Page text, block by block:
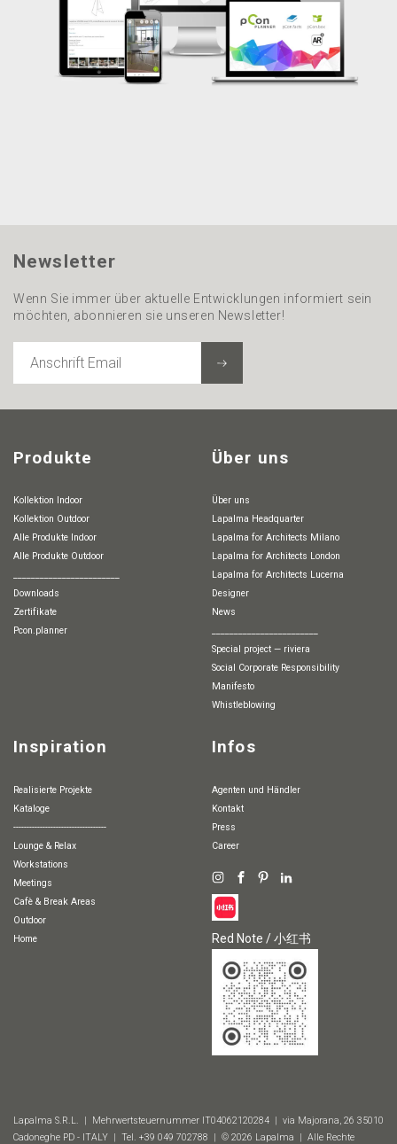
Newsletter
Wenn Sie immer über aktuelle Entwicklungen informiert sein
möchten, abonnieren sie unseren Newsletter!
EMAIL
Produkte
Kollektion Indoor
Kollektion Outdoor
Alle Produkte Indoor
Alle Produkte Outdoor
Downloads
Zertifikate
pcon.planner
Über uns
Über uns
Lapalma Headquarter
Lapalma for Architects Milano
Lapalma for Architects London
Lapalma for Architects Lucerna
Designer
News
special project — riviera
Social Corporate Responsibility
Manifesto
whistleblowing
Inspiration
Realisierte Projekte
Kataloge
-----------------------------------
Lounge & Relax
Workstations
Meetings
Cafè & Break Areas
Outdoor
Home
Infos
Agenten und Händler
Kontakt
Press
Career
Red Note / 小红书
Lapalma S.R.L. | Mehrwertsteuernummer IT04062120284 | via Majorana, 26 35010
Cadoneghe PD - ITALY | Tel. +39 049 702788 | © 2026 Lapalma | Alle Rechte